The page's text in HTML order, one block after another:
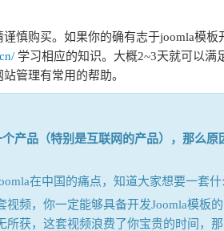
慎购买。如果你的确有志于joomla模
学习相应的知识。大概2~3天就可以满
管理有常用的帮助。
个产品（特别是互联网的产品），那么
在中国的痛点，知道大家想要一套什
频，你一定能够具备开发Joomla模板
获，这套视频浪费了你宝贵的时间，